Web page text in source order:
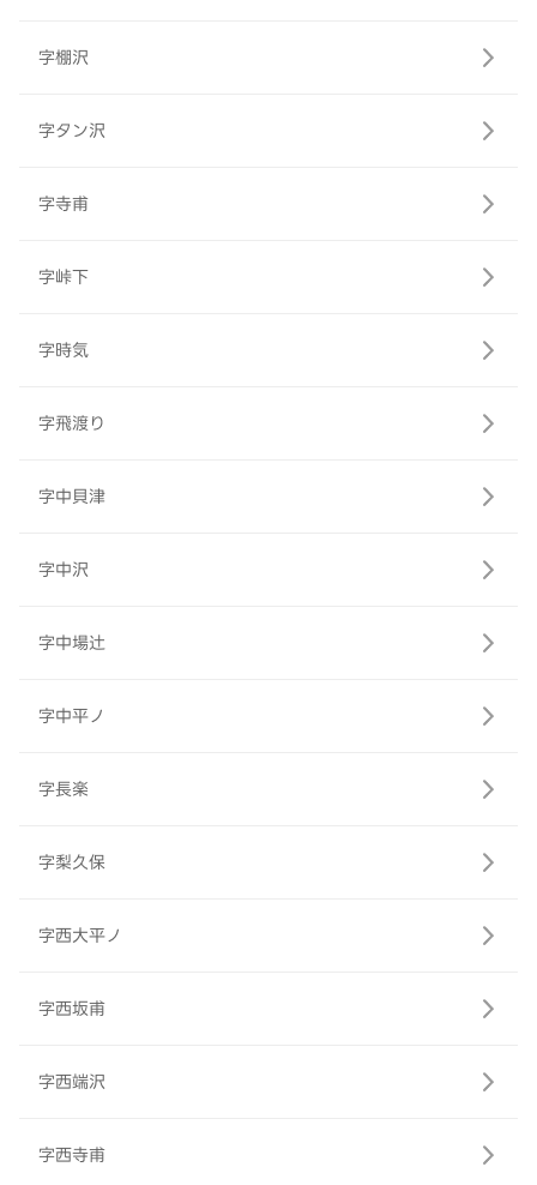
字棚沢
字タン沢
字寺甫
字峠下
字時気
字飛渡り
字中貝津
字中沢
字中場辻
字中平ノ
字長楽
字梨久保
字西大平ノ
字西坂甫
字西端沢
字西寺甫